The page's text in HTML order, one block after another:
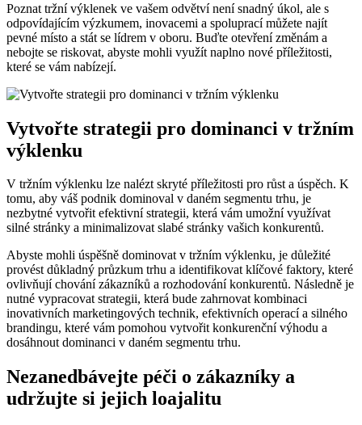
Poznat tržní výklenek ve vašem odvětví není snadný úkol, ale s
odpovídajícím výzkumem, inovacemi a spoluprací můžete najít
pevné místo a stát se lídrem v oboru. Buďte otevření změnám a
nebojte se riskovat, abyste mohli využít naplno nové příležitosti,
které se vám nabízejí.
Vytvořte strategii pro dominanci v tržním
výklenku
V tržním výklenku lze nalézt skryté příležitosti pro růst a úspěch. K
tomu, aby váš podnik dominoval v daném segmentu trhu, je
nezbytné vytvořit efektivní strategii, která vám umožní využívat
silné stránky a minimalizovat slabé stránky vašich konkurentů.
Abyste mohli úspěšně dominovat v tržním výklenku, je důležité
provést důkladný průzkum trhu a identifikovat klíčové faktory, které
ovlivňují chování zákazníků a rozhodování konkurentů. Následně je
nutné vypracovat strategii, která bude zahrnovat kombinaci
inovativních marketingových technik, efektivních operací a silného
brandingu, které vám pomohou vytvořit konkurenční výhodu a
dosáhnout dominanci v daném segmentu trhu.
Nezanedbávejte péči o zákazníky a
udržujte si jejich loajalitu